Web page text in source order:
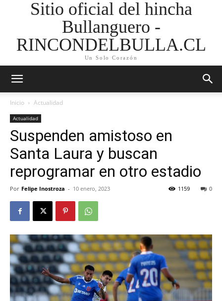
Sitio oficial del hincha
Bullanguero -
RINCONDELBULLA.CL
Un Solo Corazón
Inicio Actualidad
Actualidad
Suspenden amistoso en
Santa Laura y buscan
reprogramar en otro estadio
Por Felipe Inostroza - 10 enero, 2023 0
1159